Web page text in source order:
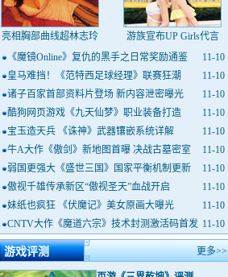
亮相胸部曲线超林志玲
游族宣布UP Girls代言
11-10
《魔镜Online》复仇的黑手之日常奖励通鉴
11-10
皇马难挡！《范特西足球经理》联赛狂潮
11-10
诸子百家首部资料片登场 新内容泄密曝光
11-10
酷狗网页游戏《九天仙梦》职业装备打造
11-10
宝玉造天兵 《诛神》武器镶嵌系统详解
11-10
牛A大作《傲剑》新地图首曝 决战古墓密室
11-10
弱国更强大《盛世三国》国家平衡机制更新
11-10
傲视千雄传承新区“傲视圣天”血战开启
11-10
妹纸也疯狂 《伏魔记》美女原画大曝光
11-10
CNTV大作《魔道六宗》技术封测激活码首发
游戏评测 更多>>